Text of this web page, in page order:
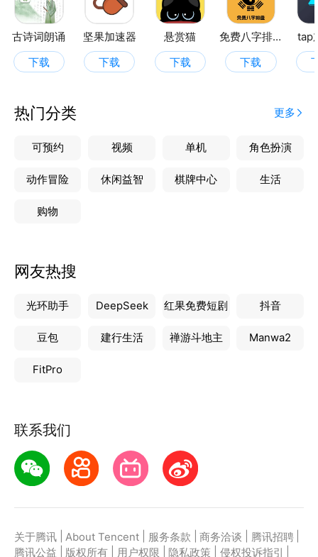
古诗词朗诵
下载
坚果加速器
下载
悬赏猫
下载
免费八字排盘
下载
tap
热门分类 更多
可预约 视频 单机 角色扮演
动作冒险 休闲益智 棋牌中心 生活
购物
网友热搜
光环助手 DeepSeek 红果免费短剧 抖音
豆包 建行生活 禅游斗地主 Manwa2
FitPro
联系我们
关于腾讯 About Tencent 服务条款 商务洽谈 腾讯招聘
腾讯公益
版权所有 用户权限 隐私政策 侵权投诉指引